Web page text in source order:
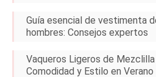
Guía esencial de vestimenta
hombres: Consejos expertos
Vaqueros Ligeros de Mezclilla
Comodidad y Estilo en Verano